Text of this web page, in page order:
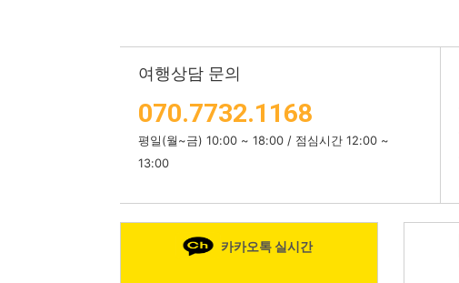
여행상담 문의
070.7732.1168
평일(월~금) 10:00 ~ 18:00 / 점심시간 12:00 ~
13:00
카카오톡 실시간